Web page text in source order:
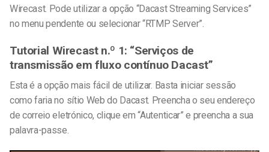
Wirecast. Pode utilizar a opção “Dacast Streaming Services”
no menu pendente ou selecionar “RTMP Server”.
Tutorial Wirecast n.º 1: “Serviços de
transmissão em fluxo contínuo Dacast”
Esta é a opção mais fácil de utilizar. Basta iniciar sessão
como faria no sítio Web do Dacast. Preencha o seu endereço
de correio eletrónico, clique em “Autenticar” e preencha a sua
palavra-passe.